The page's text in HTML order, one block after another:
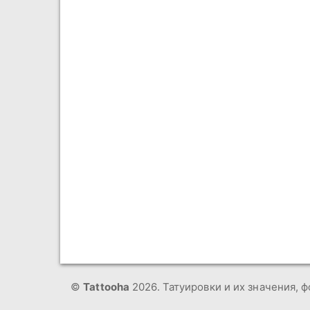
©Tattooha 2026. Татуировки и их значения,